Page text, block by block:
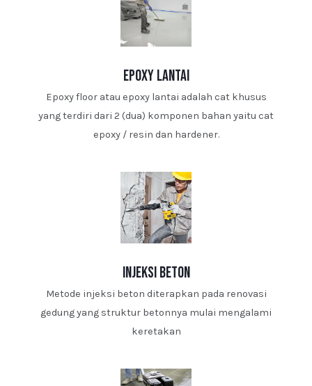
epoxy lantai
Epoxy floor atau epoxy lantai adalah cat khusus
yang terdiri dari 2 (dua) komponen bahan yaitu cat
epoxy / resin dan hardener.
injeksi beton
Metode injeksi beton diterapkan pada renovasi
gedung yang struktur betonnya mulai mengalami
keretakan